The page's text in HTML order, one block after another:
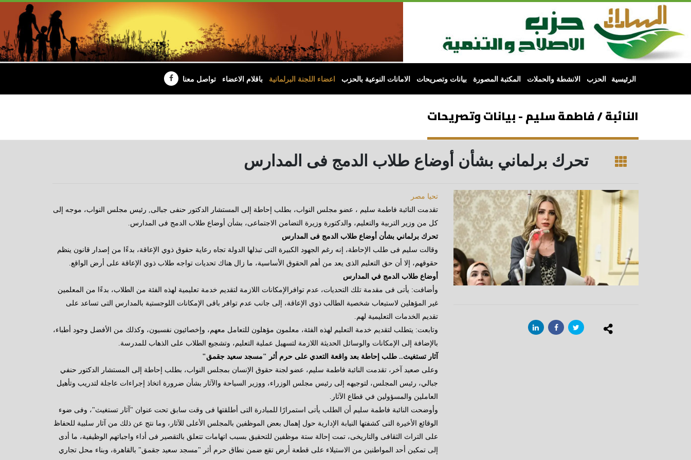
الرئيسية الحزب الانشطة والحملات المكتبة المصورة بيانات وتصريحات الامانات النوعية بالحزب اعضاء اللجنة البرلمانية باقلام الاعضاء تواصل معنا
النائبة / فاطمة سليم - بيانات وتصريحات
تحرك برلماني بشأن أوضاع طلاب الدمج فى المدارس
تحيا مصر
تقدمت النائبة فاطمة سليم ، عضو مجلس النواب، بطلب إحاطة إلى المستشار الدكتور حنفى جبالى, رئيس مجلس النواب، موجه إلى
كل من وزير التربية والتعليم، والدكتورة وزيرة التضامن الاجتماعى، بشأن أوضاع طلاب الدمج فى المدارس.
تحرك برلماني بشأن أوضاع طلاب الدمج فى المدارس
وقالت سليم فى طلب الإحاطة، إنه رغم الجهود الكبيرة التى تبذلها الدولة تجاه رعاية حقوق ذوي الإعاقة، بدءًا من إصدار قانون ينظم
حقوقهم، إلا أن حق التعليم الذى يعد من أهم الحقوق الأساسية، ما زال هناك تحديات تواجه طلاب ذوي الإعاقة على أرض الواقع.
أوضاع طلاب الدمج في المدارس
وأضافت: يأتى فى مقدمة تلك التحديات، عدم توافرالإمكانات اللازمة لتقديم خدمة تعليمية لهذه الفئة من الطلاب، بدءًا من المعلمين
غير المؤهلين لاستيعاب شخصية الطالب ذوي الإعاقة، إلى جانب عدم توافر باقى الإمكانات اللوجستية بالمدارس التى تساعد على
تقديم الخدمات التعليمية لهم.
وتابعت: يتطلب لتقديم خدمة التعليم لهذه الفئة، معلمون مؤهلون للتعامل معهم، وإخصائيون نفسيون، وكذلك من الأفضل وجود أطباء،
بالإضافة إلى الإمكانات والوسائل الحديثة اللازمة لتسهيل عملية التعليم، وتشجيع الطلاب على الذهاب للمدرسة.
آثار تستغيث.. طلب إحاطة بعد واقعة التعدي على حرم أثر "مسجد سعيد جقمق"
وعلى صعيد آخر، تقدمت النائبة فاطمة سليم، عضو لجنة حقوق الإنسان بمجلس النواب، بطلب إحاطة إلى المستشار الدكتور حنفي
جبالي، رئيس المجلس، لتوجيهه إلى رئيس مجلس الوزراء، ووزير السياحة والآثار بشأن ضرورة اتخاذ إجراءات عاجلة لتدريب وتأهيل
العاملين والمسؤولين في قطاع الآثار.
وأوضحت النائبة فاطمة سليم أن الطلب يأتى استمرارًا للمبادرة التى أطلقتها فى وقت سابق تحت عنوان "آثار تستغيث"، وفى ضوء
الوقائع الأخيرة التى كشفتها النيابة الإدارية حول إهمال بعض الموظفين بالمجلس الأعلى للآثار، وما نتج عن ذلك من آثار سلبية للحفاظ
على التراث الثقافى والتاريخى، تمت إحالة ستة موظفين للتحقيق بسبب اتهامات تتعلق بالتقصير فى أداء واجباتهم الوظيفية، ما أدى
إلى تمكين أحد المواطنين من الاستيلاء على قطعة أرض تقع ضمن نطاق حرم أثر "مسجد سعيد جقمق" بالقاهرة، وبناء محل تجاري